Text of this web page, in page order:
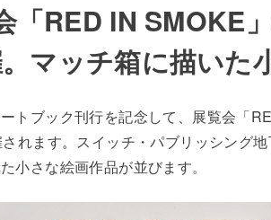
「RED IN SMOKE
マッチ箱に描いた
トブック刊行を記念して、展覧会「
れます。スイッチ・パブリッシング
小さな絵画作品が並びます。